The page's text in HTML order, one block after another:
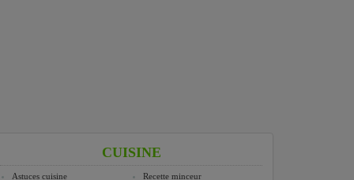
CUISINE
Astuces cuisine
Recette minceur